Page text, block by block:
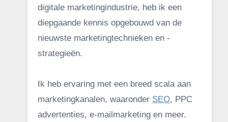
digitale marketingindustrie, heb ik een
diepgaande kennis opgebouwd van de
nieuwste marketingtechnieken en -
strategieën.
Ik heb ervaring met een breed scala aan
marketingkanalen, waaronder SEO, PPC
advertenties, e-mailmarketing en meer.